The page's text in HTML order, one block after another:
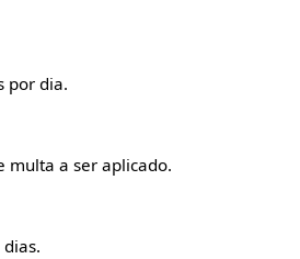
por dia.
multa a ser aplicado.